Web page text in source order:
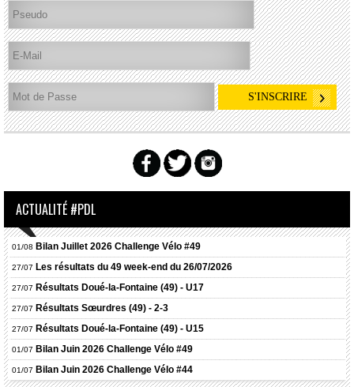
ACTUALITÉ #PDL
01/08 Bilan Juillet 2026 Challenge Vélo #49
27/07 Les résultats du 49 week-end du 26/07/2026
27/07 Résultats Doué-la-Fontaine (49) - U17
27/07 Résultats Sœurdres (49) - 2-3
27/07 Résultats Doué-la-Fontaine (49) - U15
01/07 Bilan Juin 2026 Challenge Vélo #49
01/07 Bilan Juin 2026 Challenge Vélo #44